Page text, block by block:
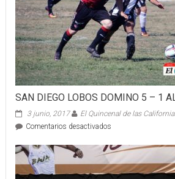
SAN DIEGO LOBOS DOMINO 5 – 1
3 junio, 2017
El Quincenal de las
Comentarios desactivadosen
DIEGO
DOMINO